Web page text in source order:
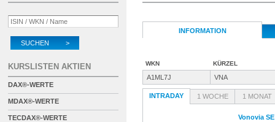
INFORMATION
WKN KÜRZEL
A1ML7J VNA
INTRADAY 1 WOCHE 1 MONAT
Vonovia SE
SUCHEN >
KURSLISTEN AKTIEN
DAX®-WERTE
MDAX®-WERTE
TECDAX®-WERTE